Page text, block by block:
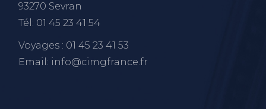
93270 Sevran
Tél: 01 45 23 41 54
Voyages : 01 45 23 41 53
Email: info@cimgfrance.fr